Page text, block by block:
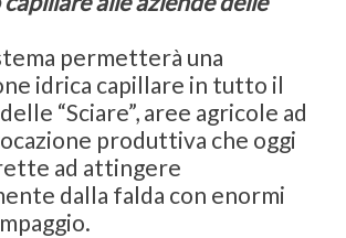
permetterà una
idrica capillare in tutto il
“Sciare”, aree agricole ad
produttiva che oggi
ad attingere
dalla falda con enormi